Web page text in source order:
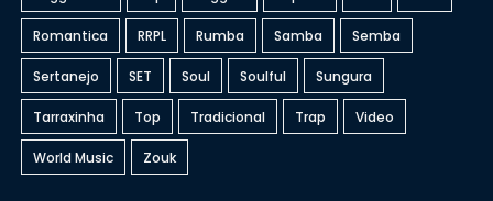
Romantica RRPL Rumba Samba Semba
Sertanejo SET Soul Soulful Sungura
Tarraxinha Top Tradicional Trap Video
World Music Zouk